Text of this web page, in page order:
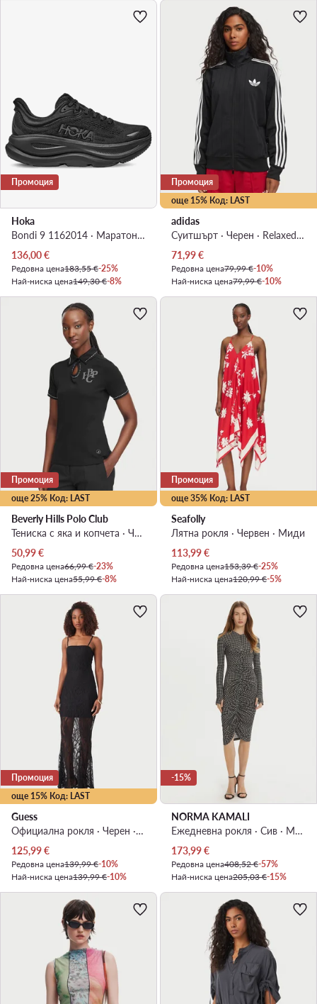
Промоция
Hoka
Bondi 9 1162014 · Маратонки за бягане
Актуална цена
136,00€
Редовна цена183,55 €-25%
Най-ниска цена149,30 €-8%
още 15% Код: LAST
Промоция
adidas
Суитшърт · Черен · Relaxed Fit
Актуална цена
71,99€
Редовна цена79,99 €-10%
Най-ниска цена79,99 €-10%
още 25% Код: LAST
Промоция
Beverly Hills Polo Club
Тениска с яка и копчета · Черен
Актуална цена
50,99€
Редовна цена66,99 €-23%
Най-ниска цена55,99 €-8%
още 35% Код: LAST
Промоция
Seafolly
Лятна рокля · Червен · Миди
Актуална цена
113,99€
Редовна цена153,39 €-25%
Най-ниска цена120,99 €-5%
още 15% Код: LAST
Промоция
Guess
Официална рокля · Черен · Макси
Актуална цена
125,99€
Редовна цена139,99 €-10%
Най-ниска цена139,99 €-10%
-15%
NORMA KAMALI
Ежедневна рокля · Сив · Миди
Актуална цена
173,99€
Редовна цена408,52 €-57%
Най-ниска цена205,03 €-15%